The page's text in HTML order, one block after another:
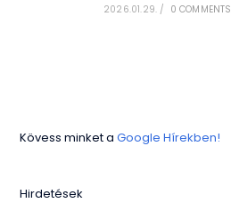
2026.01.29. / 0 COMMENTS
Kövess minket aGoogle Hírekben!
Hirdetések